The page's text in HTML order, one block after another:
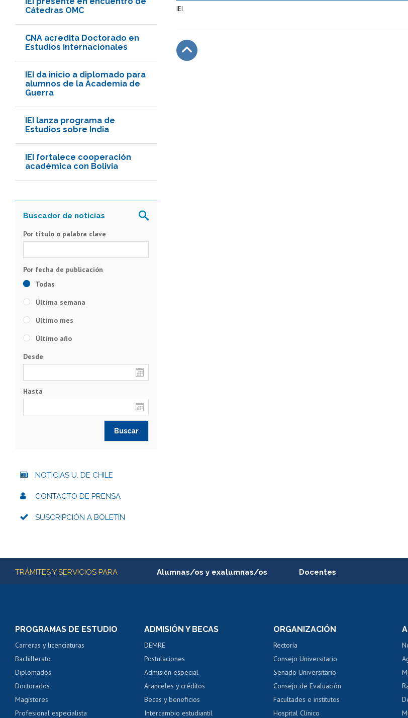
Cátedras OMC
CNA acredita Doctorado en
Estudios Internacionales
IEI da inicio a diplomado para
alumnos de la Academia de
Guerra
IEI lanza programa de
Estudios sobre India
IEI fortalece cooperación
académica con Bolivia
IEI
Por título o palabra clave
Todas
Última semana
Último mes
Último año
Desde
Hasta
NOTICIAS U. DE CHILE
CONTACTO DE PRENSA
SUSCRIPCIÓN A BOLETÍN
Más información
TRÁMITES Y SERVICIOS PARA Alumnas/os y exalumnas/os
Servicio médico y dental
Pago de arancel y crédito alumnos
Pago de arancel y crédito exalumnos
Certificado de títulos y grados
Docentes
Perfeccionamiento
Evaluación docente
Calificación académica
Postulación al AUCAI
PROGRAMAS DE ESTUDIO
Carreras y licenciaturas
Bachillerato
Diplomados
Doctorados
Magísteres
Profesional especialista
ADMISIÓN Y BECAS
DEMRE
Postulaciones
Admisión especial
Aranceles y créditos
Becas y beneficios
Intercambio estudiantil
ORGANIZACIÓN
Rectoría
Consejo Universitario
Senado Universitario
Consejo de Evaluación
Facultades e institutos
Hospital Clínico